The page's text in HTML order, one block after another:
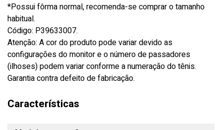
*Possui fôrma normal, recomenda-se comprar o tamanho
habitual.
Código: P39633007.
Atenção: A cor do produto pode variar devido as
configurações do monitor e o número de passadores
(ilhoses) podem variar conforme a numeração do tênis.
Garantia contra defeito de fabricação.
Características